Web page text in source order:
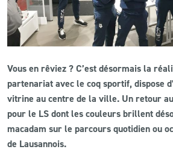
ACTUALITÉS
LS E-SHOP
LS ACADEMY CAMPS
PRESSE ET MEDIAS
Vous en rêviez ? C’est désormais la
partenariat avec le coq sportif, dispose
vitrine au centre de la ville. Un retour
pour le LS dont les couleurs brillent
macadam sur le parcours quotidien ou
de Lausannois.